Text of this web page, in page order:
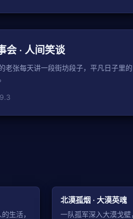
43分钟 /
会 · 人间笑谈
老张每天讲一段街坊段子，平凡日子里的
9.3
生活，
古装
北漠孤烟 · 大漠英魂
一队孤军深入大漠戈